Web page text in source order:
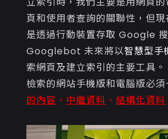
頁和使用者查詢的關聯性，但
是透過行動裝置存取 Google
Googlebot 未來將以智慧型手
索網頁及建立索引的主要工具。
檢索的網站手機版和電腦版必須
的內容 、 中繼資料 、 結構化資料